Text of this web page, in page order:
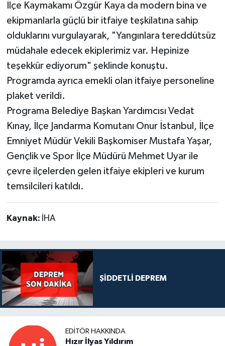
İlçe Kaymakamı Özgür Kaya da modern bina ve
ekipmanlarla güçlü bir itfaiye teşkilatına sahip
olduklarını vurgulayarak, "Yangınlara tereddütsüz
müdahale edecek ekiplerimiz var. Hepinize
teşekkür ediyorum" şeklinde konuştu.
Programda ayrıca emekli olan itfaiye personeline
plaket verildi.
Programa Belediye Başkan Yardımcısı Vedat
Kınay, İlçe Jandarma Komutanı Onur İstanbul, İlçe
Emniyet Müdür Vekili Başkomiser Mustafa Yaşar,
Gençlik ve Spor İlçe Müdürü Mehmet Uyar ile
çevre ilçelerden gelen itfaiye ekipleri ve kurum
temsilcileri katıldı.
Kaynak: İHA
ŞİDDETLİ DEPREM
EDITÖR HAKKINDA
Hızır İlyas Yıldırım